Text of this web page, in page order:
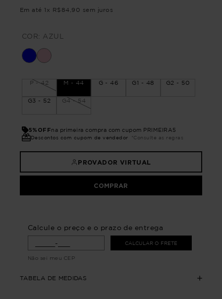
Em até 1 x R$ 84 90 sem juros
COR: AZUL
P - 42 M - 44 G - 46 G1 - 48 G2 - 50
G3 - 52 G4 - 54
5%OFFna primeira compra com cupom PRIMEIRA5
Descontos com cupom de vendedor *Consulte as regras
PROVADOR VIRTUAL
COMPRAR
Calcule o preço e o prazo de entrega
CALCULAR O FRETE
Não sei meu CEP
TABELA DE MEDIDAS